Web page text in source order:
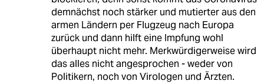
demnächst noch stärker und mutierter aus den
armen Ländern per Flugzeug nach Europa
zurück und dann hilft eine Impfung wohl
überhaupt nicht mehr. Merkwürdigerweise wird
das alles nicht angesprochen - weder von
Politikern, noch von Virologen und Ärzten.